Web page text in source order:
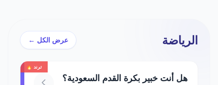
الرياضة عرض الكل ←
ترند 🔥
هل أنت خبير بكرة القدم السعودية؟